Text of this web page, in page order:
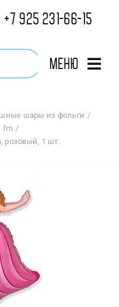
+7 925 231-66-15
Меню
шары из фольги
fm
розовый, 1 шт.